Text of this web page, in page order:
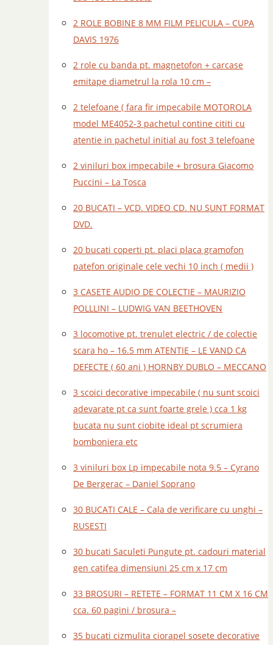
2 ROLE BOBINE 8 MM FILM PELICULA – CUPA
DAVIS 1976
2 role cu banda pt. magnetofon + carcase
emitape diametrul la rola 10 cm –
2 telefoane ( fara fir impecabile MOTOROLA
model ME4052-3 pachetul contine cititi cu
atentie in pachetul initial au fost 3 telefoane
2 viniluri box impecabile + brosura Giacomo
Puccini – La Tosca
20 BUCATI – VCD. VIDEO CD. NU SUNT FORMAT
DVD.
20 bucati coperti pt. placi placa gramofon
patefon originale cele vechi 10 inch ( medii )
3 CASETE AUDIO DE COLECTIE – MAURIZIO
POLLLINI – LUDWIG VAN BEETHOVEN
3 locomotive pt. trenulet electric / de colectie
scara ho – 16.5 mm ATENTIE – LE VAND CA
DEFECTE ( 60 ani ) HORNBY DUBLO – MECCANO
3 scoici decorative impecabile ( nu sunt scoici
adevarate pt ca sunt foarte grele ) cca 1 kg
bucata nu sunt ciobite ideal pt scrumiera
bomboniera etc
3 viniluri box Lp impecabile nota 9.5 – Cyrano
De Bergerac – Daniel Soprano
30 BUCATI CALE – Cala de verificare cu unghi –
RUSESTI
30 bucati Saculeti Pungute pt. cadouri material
gen catifea dimensiuni 25 cm x 17 cm
33 BROSURI – RETETE – FORMAT 11 CM X 16 CM
cca. 60 pagini / brosura –
35 bucati cizmulita ciorapel sosete decorative